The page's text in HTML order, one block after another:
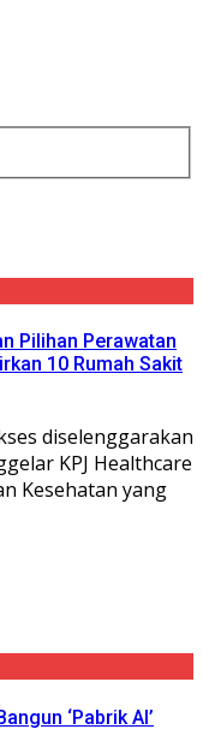
Pilihan Perawatan
10 Rumah Sakit
diselenggarakan
KPJ Healthcare
Kesehatan yang
‘Pabrik AI’